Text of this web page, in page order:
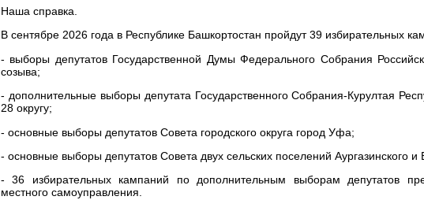
Наша справка.
В сентябре 2026 года в Республике Башкортостан пройдут 39 избирательных
- выборы депутатов Государственной Думы Федерального Собрания
созыва;
- дополнительные выборы депутата Государственного Собрания-Курултая
28 округу;
- основные выборы депутатов Совета городского округа город Уфа;
- основные выборы депутатов Совета двух сельских поселений Аургазинского и
- 36 избирательных кампаний по дополнительным выборам депутатов
местного самоуправления.